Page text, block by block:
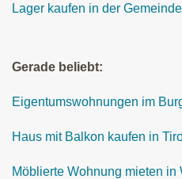
Lager kaufen in der
Gerade beliebt:
Eigentumswohnungen im
Haus mit Balkon kaufen in
Möblierte Wohnung mieten in